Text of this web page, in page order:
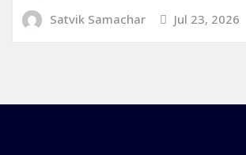
Satvik Samachar Jul 23, 2026